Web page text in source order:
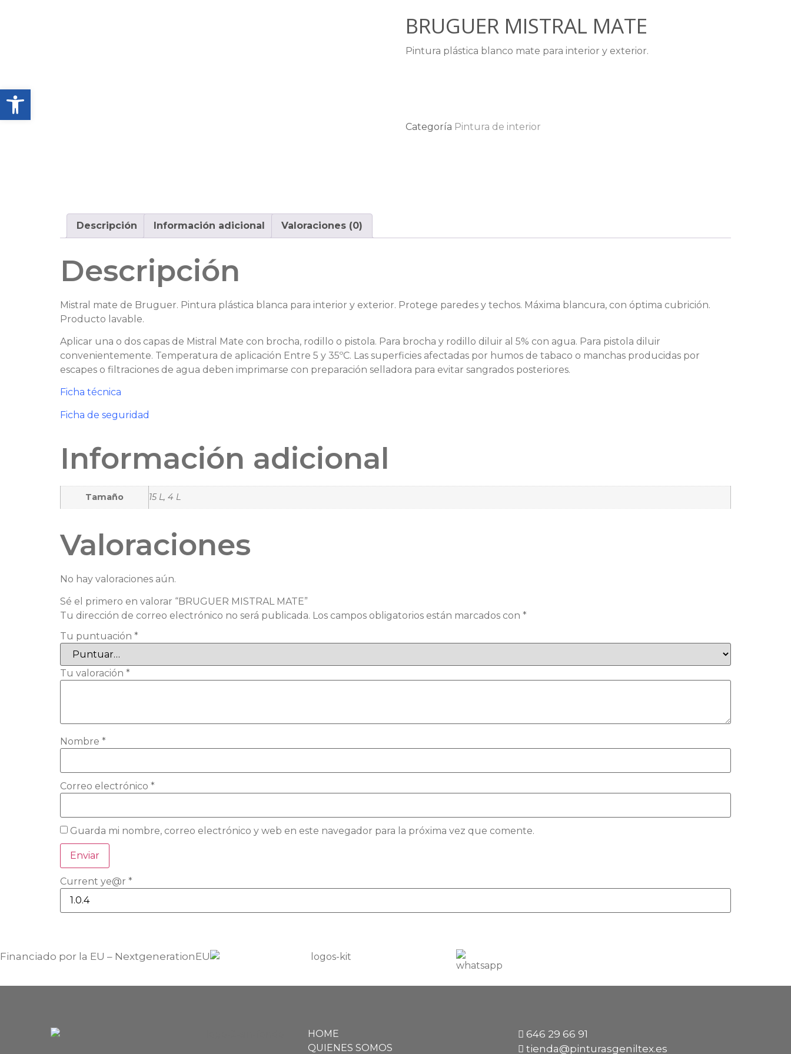
BRUGUER MISTRAL MATE
Pintura plástica blanco mate para interior y exterior.
Categoría Pintura de interior
Descripción Información adicional Valoraciones (0)
Descripción
Mistral mate de Bruguer. Pintura plástica blanca para interior y exterior. Protege paredes y techos. Máxima blancura, con óptima cubrición.
Producto lavable.
Aplicar una o dos capas de Mistral Mate con brocha, rodillo o pistola. Para brocha y rodillo diluir al 5% con agua. Para pistola diluir
convenientemente. Temperatura de aplicación Entre 5 y 35ºC. Las superficies afectadas por humos de tabaco o manchas producidas por
escapes o filtraciones de agua deben imprimarse con preparación selladora para evitar sangrados posteriores.
Ficha técnica
Ficha de seguridad
Información adicional
Tamaño 15 L, 4 L
Valoraciones
No hay valoraciones aún.
Sé el primero en valorar “BRUGUER MISTRAL MATE”
Tu dirección de correo electrónico no será publicada. Los campos obligatorios están marcados con *
Tu puntuación *
Tu valoración *
Nombre *
Correo electrónico *
Guarda mi nombre, correo electrónico y web en este navegador para la próxima vez que comente.
Current ye@r *
Financiado por la EU – NextgenerationEU
HOME
QUIENES SOMOS
646 29 66 91
tienda@pinturasgeniltex.es
Abrir barra de herramientas